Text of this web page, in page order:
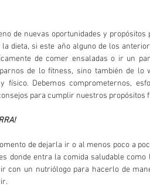
de nuevas oportunidades y
dieta, si este año alguno de los
de comer ensaladas o ir un
de lo fitness, sino también de lo
físico. Debemos comprometernos,
para cumplir nuestros propósitos
de dejarla ir o al menos poco a
donde entra la comida saludable
ir con un nutriólogo para hacerlo de